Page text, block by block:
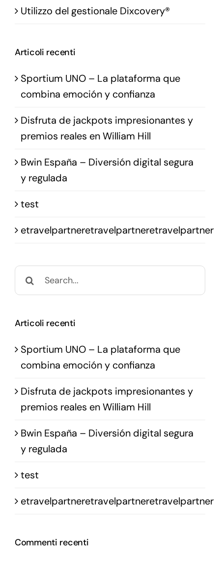
Utilizzo del gestionale Dixcovery®
Articoli recenti
Sportium UNO – La plataforma que
combina emoción y confianza
Disfruta de jackpots impresionantes y
premios reales en William Hill
Bwin España – Diversión digital segura
y regulada
test
etravelpartneretravelpartneretravelpartner
Search
for:
Articoli recenti
Sportium UNO – La plataforma que
combina emoción y confianza
Disfruta de jackpots impresionantes y
premios reales en William Hill
Bwin España – Diversión digital segura
y regulada
test
etravelpartneretravelpartneretravelpartner
Commenti recenti